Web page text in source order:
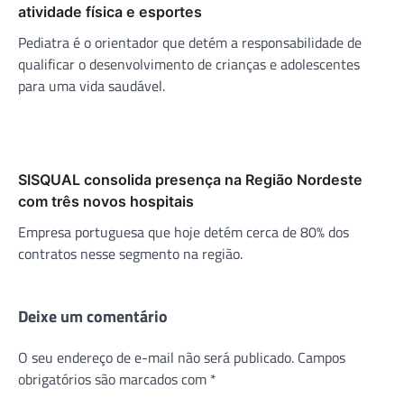
atividade física e esportes
Pediatra é o orientador que detém a responsabilidade de
qualificar o desenvolvimento de crianças e adolescentes
para uma vida saudável.
SISQUAL consolida presença na Região Nordeste
com três novos hospitais
Empresa portuguesa que hoje detém cerca de 80% dos
contratos nesse segmento na região.
Deixe um comentário
O seu endereço de e-mail não será publicado. Campos
obrigatórios são marcados com *